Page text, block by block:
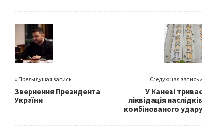
o
o
k
er
« Предыдущая запись
Звернення Президента
України
Следующая запись »
У Каневі триває
ліквідація наслідків
комбінованого удару